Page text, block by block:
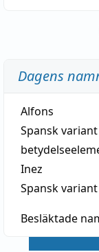
Dagens
Alfons
Spansk
Inez
Spansk
Besläktade